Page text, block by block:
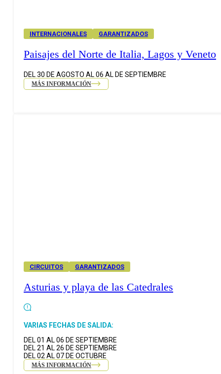
INTERNACIONALES GARANTIZADOS
Paisajes del Norte de Italia, Lagos y Veneto
DEL 30 DE AGOSTO AL 06 AL DE SEPTIEMBRE
MÁS INFORMACIÓN
CIRCUITOS GARANTIZADOS
Asturias y playa de las Catedrales
VARIAS FECHAS DE SALIDA:
DEL 01 AL 06 DE SEPTIEMBRE
DEL 21 AL 26 DE SEPTIEMBRE
DEL 02 AL 07 DE OCTUBRE
MÁS INFORMACIÓN